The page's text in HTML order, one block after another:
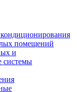
помещений
и
системы